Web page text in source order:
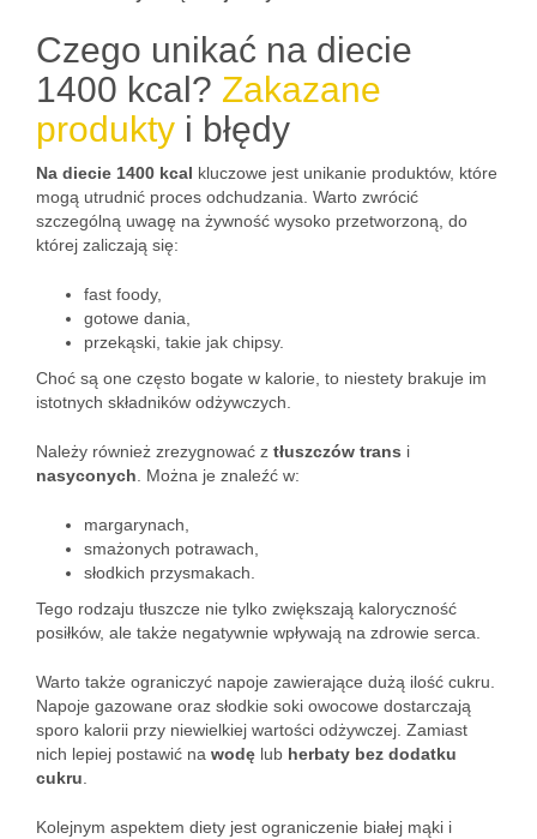
Czego unikać na diecie
1400 kcal? Zakazane
produkty i błędy
Na diecie 1400 kcal kluczowe jest unikanie produktów, które
mogą utrudnić proces odchudzania. Warto zwrócić
szczególną uwagę na żywność wysoko przetworzoną, do
której zaliczają się:
fast foody,
gotowe dania,
przekąski, takie jak chipsy.
Choć są one często bogate w kalorie, to niestety brakuje im
istotnych składników odżywczych.
Należy również zrezygnować z tłuszczów trans i
nasyconych . Można je znaleźć w:
margarynach,
smażonych potrawach,
słodkich przysmakach.
Tego rodzaju tłuszcze nie tylko zwiększają kaloryczność
posiłków, ale także negatywnie wpływają na zdrowie serca.
Warto także ograniczyć napoje zawierające dużą ilość cukru.
Napoje gazowane oraz słodkie soki owocowe dostarczają
sporo kalorii przy niewielkiej wartości odżywczej. Zamiast
nich lepiej postawić na wodę lub herbaty bez dodatku
cukru
Kolejnym aspektem diety jest ograniczenie białej mąki i